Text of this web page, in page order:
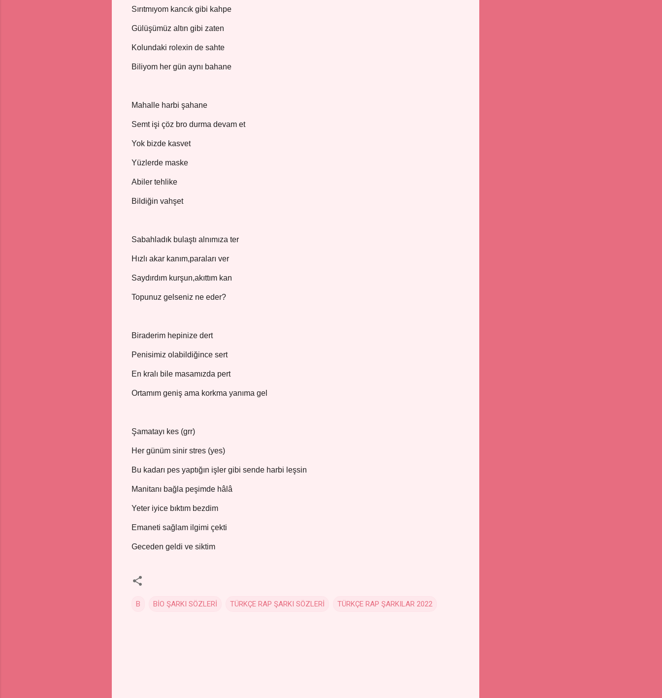
Sırıtmıyom kancık gibi kahpe
Gülüşümüz altın gibi zaten
Kolundaki rolexin de sahte
Biliyom her gün aynı bahane
Mahalle harbi şahane
Semt işi çöz bro durma devam et
Yok bizde kasvet
Yüzlerde maske
Abiler tehlike
Bildiğin vahşet
Sabahladık bulaştı alnımıza ter
Hızlı akar kanım,paraları ver
Saydırdım kurşun,akıttım kan
Topunuz gelseniz ne eder?
Biraderim hepinize dert
Penisimiz olabildiğince sert
En kralı bile masamızda pert
Ortamım geniş ama korkma yanıma gel
Şamatayı kes (grr)
Her günüm sinir stres (yes)
Bu kadarı pes yaptığın işler gibi sende harbi leşsin
Manitanı bağla peşimde hâlâ
Yeter iyice bıktım bezdim
Emaneti sağlam ilgimi çekti
Geceden geldi ve siktim
B BİO ŞARKI SÖZLERİ TÜRKÇE RAP ŞARKI SÖZLERİ TÜRKÇE RAP ŞARKILAR 2022